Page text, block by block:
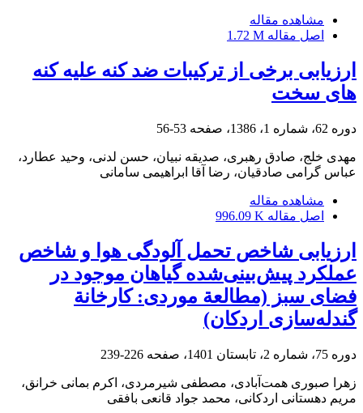
مشاهده مقاله
اصل مقاله 1.72 M
ارزیابی برخی از ترکیبات ضد کنه علیه کنه
های سخت
دوره 62، شماره 1، 1386، صفحه 53-56
مهدی خلج، صادق رهبری، صدیقه نبیان، حسن لدنی، وحید عطارد،
عباس گرامی صادقیان، رضا آقا ابراهیمی سامانی
مشاهده مقاله
اصل مقاله 996.09 K
ارزیابی شاخص تحمل آلودگی هوا و شاخص
عملکرد پیش‌بینی‌شده گیاهان موجود در
فضای سبز (مطالعة موردی: کارخانة
گندله‌سازی اردکان)
دوره 75، شماره 2، تابستان 1401، صفحه 226-239
زهرا صبوری همت‌آبادی، مصطفی شیرمردی، اکرم بمانی خرانق،
مریم دهستانی اردکانی، محمد جواد قانعی بافقی